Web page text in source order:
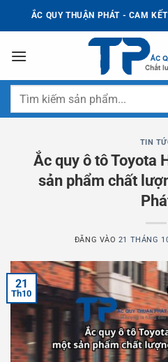
dung
ẮC QUY THUẬN PHÁT - CAM
Tìm
TIN
Ắc quy ô tô Toyota
sản phẩm chất
ĐĂNG VÀO 21 THÁNG
21
Th10